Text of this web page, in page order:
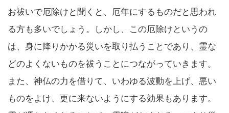
お祓いで厄除けと聞くと、厄年にするものだと思われ
る方も多いでしょう。しかし、この厄除けというの
は、身に降りかかる災いを取り払うことであり、霊な
どのよくないものを祓うことにつながっていきます。
また、神仏の力を借りて、いわゆる波動を上げ、悪い
ものをよけ、更に来ないようにする効果もあります。